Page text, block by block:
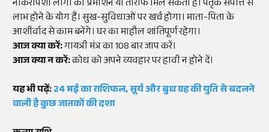
नौकरीपेशा लोगों को प्रमोशन या तारीफ मिल सकती है। पैतृक संपत्ति से
लाभ होने के योग हैं। सुख-सुविधाओं पर खर्च होगा। माता-पिता के
आशीर्वाद से काम बनेंगे। घर का माहौल शांतिपूर्ण रहेगा।
आज क्या करें:गायत्री मंत्र का 108 बार जाप करें।
आज क्या न करें:क्रोध को अपने व्यवहार पर हावी न होने दें।
यह भी पढ़ें:24 मई का राशिफल, सूर्य और बुध ग्रह की युति से बदलने
वाली है कुछ जातकों की दशा